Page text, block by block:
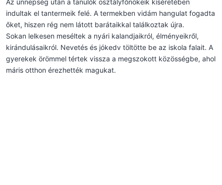
Az ünnepség után a tanulók osztályfőnökeik kíséretében
indultak el tantermeik felé. A termekben vidám hangulat fogadta
őket, hiszen rég nem látott barátaikkal találkoztak újra.
Sokan lelkesen meséltek a nyári kalandjaikról, élményeikről,
kirándulásaikról. Nevetés és jókedv töltötte be az iskola falait. A
gyerekek örömmel tértek vissza a megszokott közösségbe, ahol
máris otthon érezhették magukat.